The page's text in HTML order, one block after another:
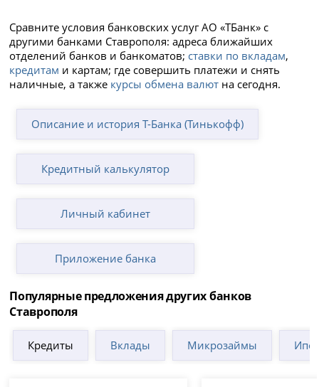
Сравните условия банковских услуг АО «ТБанк» с
другими банками Ставрополя: адреса ближайших
отделений банков и банкоматов; ставки по вкладам,
кредитам и картам; где совершить платежи и снять
наличные, а также курсы обмена валют на сегодня.
Описание и история Т-Банка (Тинькофф)
Кредитный калькулятор
Личный кабинет
Приложение банка
Популярные предложения других банков
Ставрополя
Кредиты Вклады Микрозаймы